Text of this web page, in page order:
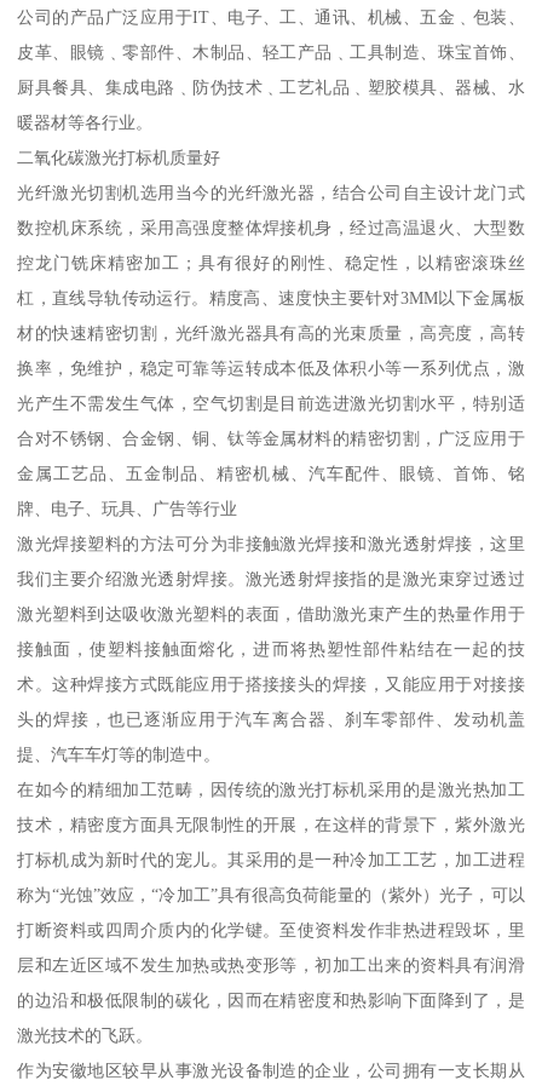
公司的产品广泛应用于IT、电子、工、通讯、机械、五金﹑包装、
皮革、眼镜﹑零部件、木制品、轻工产品﹑工具制造、珠宝首饰、
厨具餐具、集成电路﹑防伪技术﹑工艺礼品﹑塑胶模具、器械、水
暖器材等各行业。
二氧化碳激光打标机质量好
光纤激光切割机选用当今的光纤激光器，结合公司自主设计龙门式
数控机床系统，采用高强度整体焊接机身，经过高温退火、大型数
控龙门铣床精密加工；具有很好的刚性、稳定性，以精密滚珠丝
杠，直线导轨传动运行。精度高、速度快主要针对3MM以下金属板
材的快速精密切割，光纤激光器具有高的光束质量，高亮度，高转
换率，免维护，稳定可靠等运转成本低及体积小等一系列优点，激
光产生不需发生气体，空气切割是目前选进激光切割水平，特别适
合对不锈钢、合金钢、铜、钛等金属材料的精密切割，广泛应用于
金属工艺品、五金制品、精密机械、汽车配件、眼镜、首饰、铭
牌、电子、玩具、广告等行业
激光焊接塑料的方法可分为非接触激光焊接和激光透射焊接，这里
我们主要介绍激光透射焊接。激光透射焊接指的是激光束穿过透过
激光塑料到达吸收激光塑料的表面，借助激光束产生的热量作用于
接触面，使塑料接触面熔化，进而将热塑性部件粘结在一起的技
术。这种焊接方式既能应用于搭接接头的焊接，又能应用于对接接
头的焊接，也已逐渐应用于汽车离合器、刹车零部件、发动机盖
提、汽车车灯等的制造中。
在如今的精细加工范畴，因传统的激光打标机采用的是激光热加工
技术，精密度方面具无限制性的开展，在这样的背景下，紫外激光
打标机成为新时代的宠儿。其采用的是一种冷加工工艺，加工进程
称为“光蚀”效应，“冷加工”具有很高负荷能量的（紫外）光子，可以
打断资料或四周介质内的化学键。至使资料发作非热进程毁坏，里
层和左近区域不发生加热或热变形等，初加工出来的资料具有润滑
的边沿和极低限制的碳化，因而在精密度和热影响下面降到了，是
激光技术的飞跃。
作为安徽地区较早从事激光设备制造的企业，公司拥有一支长期从